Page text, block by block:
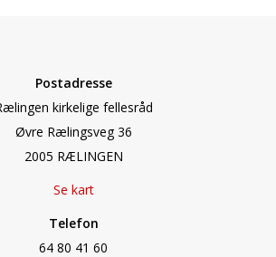
Postadresse
kirkelige fellesråd
Øvre Rælingsveg 36
2005 RÆLINGEN
Se kart
Telefon
64 80 41 60